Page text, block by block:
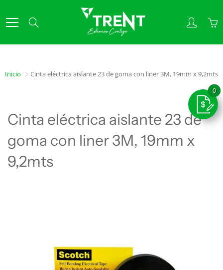
to
Content
Inicio Cinta eléctrica aislante 23 de goma con liner 3M, 19mm x 9,2mts
Cinta eléctrica aislante 23 de
goma con liner 3M, 19mm x
9,2mts